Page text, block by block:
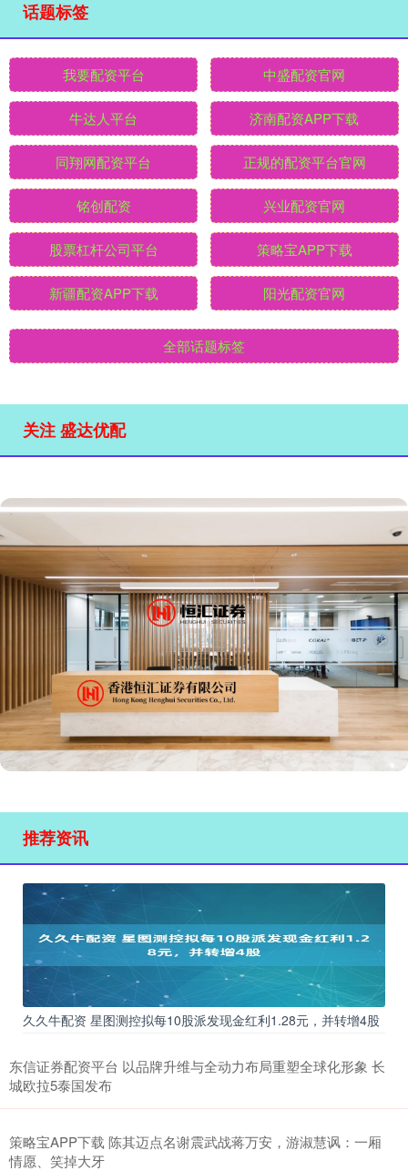
话题标签
我要配资平台 中盛配资官网
牛达人平台 济南配资APP下载
同翔网配资平台 正规的配资平台官网
铭创配资 兴业配资官网
股票杠杆公司平台 策略宝APP下载
新疆配资APP下载 阳光配资官网
全部话题标签
关注 盛达优配
推荐资讯
久久牛配资 星图测控拟每10股派发现金红利1.28元，并转增4股
东信证券配资平台 以品牌升维与全动力布局重塑全球化形象 长
城欧拉5泰国发布
策略宝APP下载 陈其迈点名谢震武战蒋万安，游淑慧讽：一厢
情愿、笑掉大牙